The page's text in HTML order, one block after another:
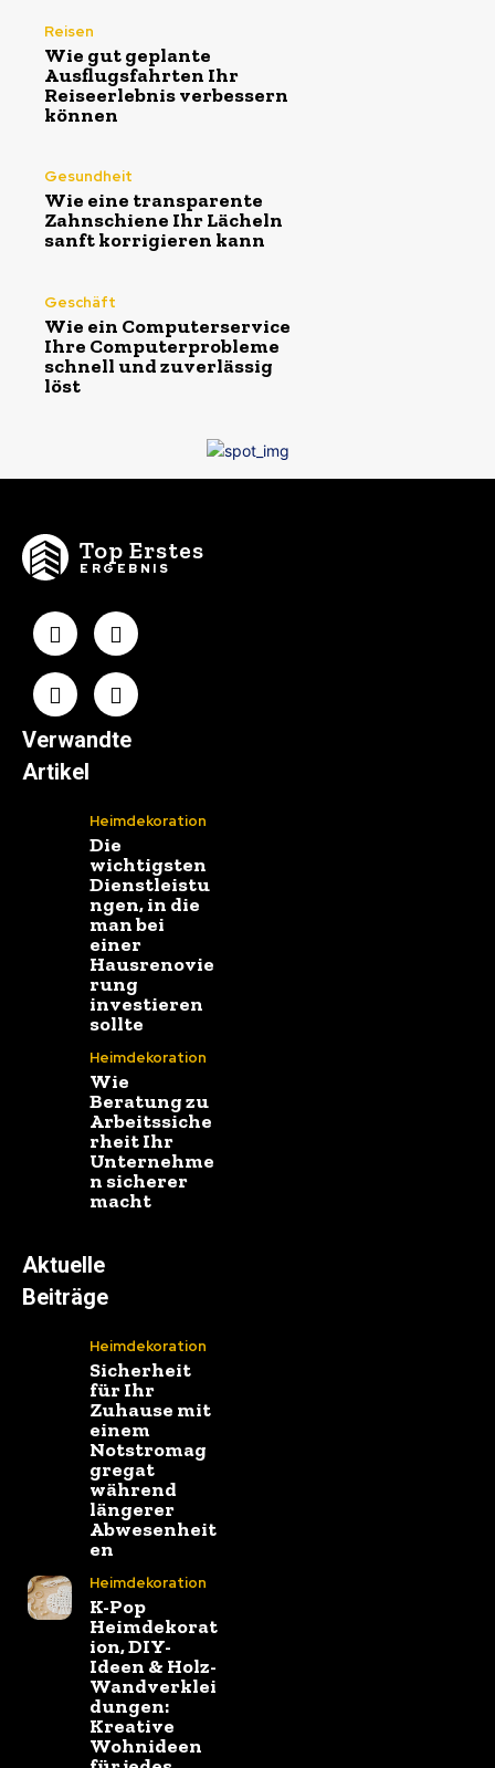
Reisen
Wie gut geplante
Ausflugsfahrten Ihr
Reiseerlebnis verbessern
können
Gesundheit
Wie eine transparente
Zahnschiene Ihr Lächeln
sanft korrigieren kann
Geschäft
Wie ein Computerservice
Ihre Computerprobleme
schnell und zuverlässig
löst
Top Erstes
ERGEBNIS
Verwandte
Artikel
Heimdekoration
Die
wichtigsten
Dienstleistu
ngen, in die
man bei
einer
Hausrenovie
rung
investieren
sollte
Heimdekoration
Wie
Beratung zu
Arbeitssiche
rheit Ihr
Unternehme
n sicherer
macht
Aktuelle
Beiträge
Heimdekoration
Sicherheit
für Ihr
Zuhause mit
einem
Notstromag
gregat
während
längerer
Abwesenheit
en
Heimdekoration
K-Pop
Heimdekorat
ion, DIY-
Ideen & Holz-
Wandverklei
dungen:
Kreative
Wohnideen